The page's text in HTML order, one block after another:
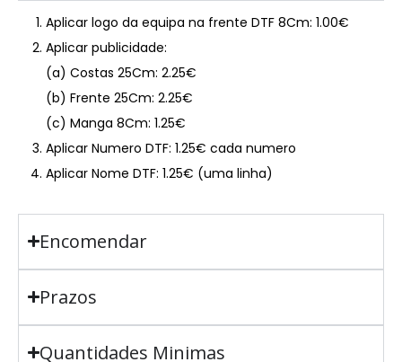
Aplicar logo da equipa na frente DTF 8Cm: 1.00€
Aplicar publicidade:
(a) Costas 25Cm: 2.25€
(b) Frente 25Cm: 2.25€
(c) Manga 8Cm: 1.25€
Aplicar Numero DTF: 1.25€ cada numero
Aplicar Nome DTF: 1.25€ (uma linha)
Encomendar
Prazos
Quantidades Minimas